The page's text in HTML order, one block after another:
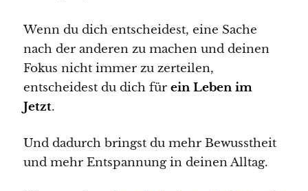
Wenn du dich entscheidest, eine Sache
nach der anderen zu machen und deinen
Fokus nicht immer zu zerteilen,
entscheidest du dich für ein Leben im
Jetzt.
Und dadurch bringst du mehr Bewusstheit
und mehr Entspannung in deinen Alltag.